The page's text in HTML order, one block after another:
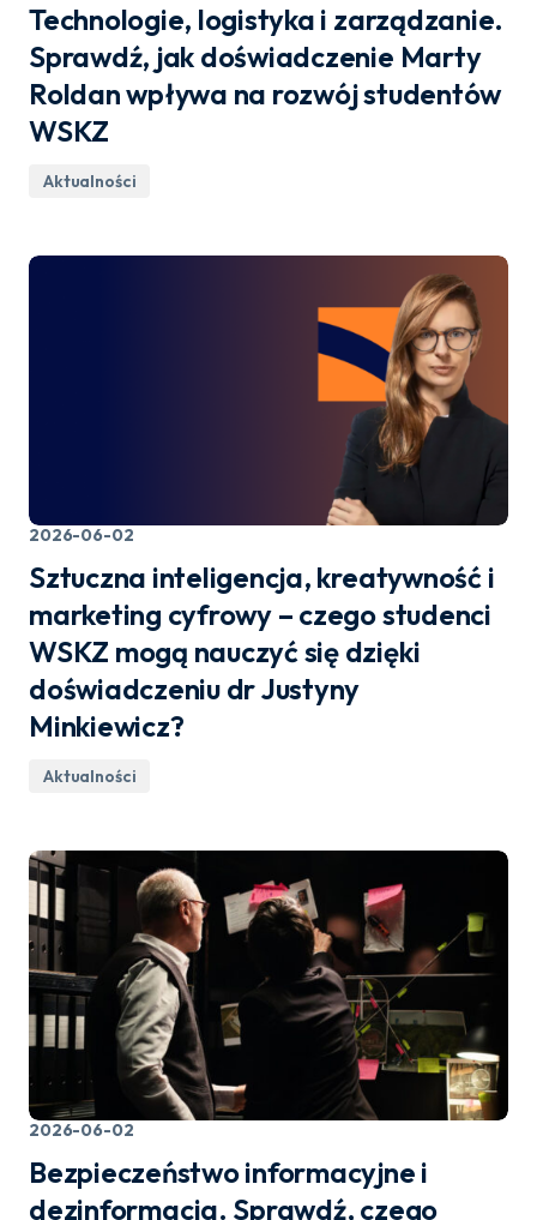
Technologie, logistyka i zarządzanie.
Sprawdź, jak doświadczenie Marty
Roldan wpływa na rozwój studentów
WSKZ
Aktualności
2026-06-02
Sztuczna inteligencja, kreatywność i
marketing cyfrowy – czego studenci
WSKZ mogą nauczyć się dzięki
doświadczeniu dr Justyny
Minkiewicz?
Aktualności
2026-06-02
Bezpieczeństwo informacyjne i
dezinformacja. Sprawdź, czego